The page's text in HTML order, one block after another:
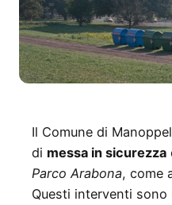
Il Comune di
di messa in sicurezza
Parco Arabona, come
Questi interventi